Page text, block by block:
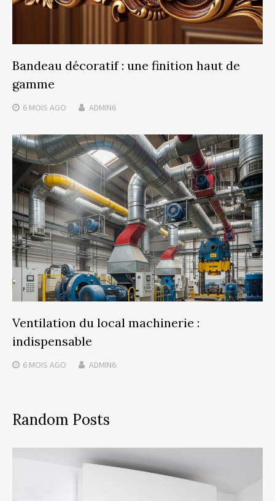
Bandeau décoratif : une finition haut de
gamme
6 MOIS AGO ADMIN6
Ventilation du local machinerie :
indispensable
6 MOIS AGO ADMIN6
Random Posts